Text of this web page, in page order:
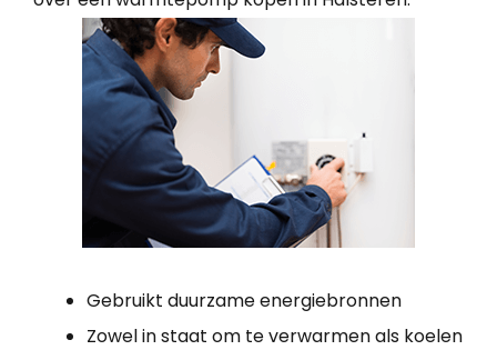
Gebruikt duurzame energiebronnen
Zowel in staat om te verwarmen als koelen